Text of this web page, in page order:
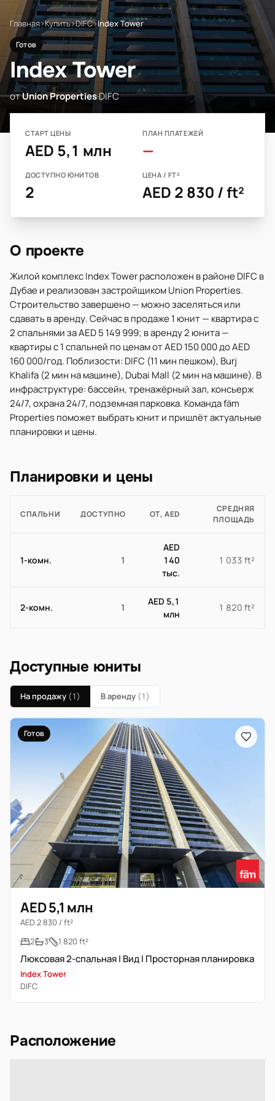
Главная›Купить›DIFC›Index Tower
Готов
Index Tower
отUnion Properties·DIFC
СТАРТ ЦЕНЫ
AED 5,1 млн
ПЛАН ПЛАТЕЖЕЙ
—
ДОСТУПНО ЮНИТОВ
2
ЦЕНА / FT²
AED 2 830 / ft²
О проекте
Жилой комплекс Index Tower расположен в районе DIFC в
Дубае и реализован застройщиком Union Properties.
Строительство завершено — можно заселяться или
сдавать в аренду. Сейчас в продаже 1 юнит — квартира с
2 спальнями за AED 5 149 999; в аренду 2 юнита —
квартиры с 1 спальней по ценам от AED 150 000 до AED
160 000/год. Поблизости: DIFC (11 мин пешком), Burj
Khalifa (2 мин на машине), Dubai Mall (2 мин на машине). В
инфраструктуре: бассейн, тренажёрный зал, консьерж
24/7, охрана 24/7, подземная парковка. Команда fäm
Properties поможет выбрать юнит и пришлёт актуальные
планировки и цены.
Планировки и цены
СПАЛЬНИ ДОСТУПНО ОТ, AED
СРЕДНЯЯ
ПЛОЩАДЬ
1-комн. 1
AED
140
тыс.
1 033 ft²
2-комн. 1
AED 5,1
млн
1 820 ft²
Доступные юниты
На продажу (1) В аренду (1)
Готов
AED 5,1 млн
AED 2 830 / ft²
2
3 1 820 ft²
Люксовая 2-спальная | Вид | Просторная планировка
Index Tower
DIFC
Расположение